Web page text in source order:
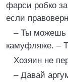
фарси робко
если
– Ты можешь
камуфляже. –
Хозяин не
– Давай